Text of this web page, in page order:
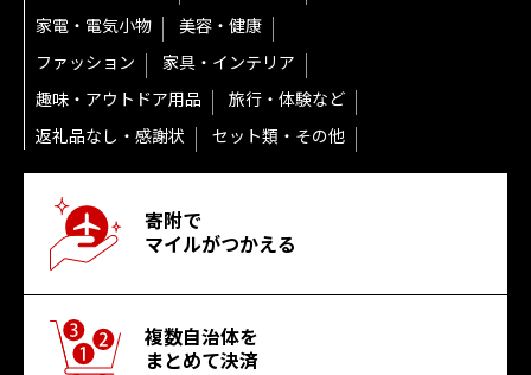
家電・電気小物
美容・健康
ファッション
家具・インテリア
趣味・アウトドア用品
旅行・体験など
返礼品なし・感謝状
セット類・その他
寄附で
マイルがつかえる
複数自治体を
まとめて決済